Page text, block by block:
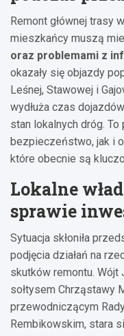
Remont głównej trasy
mieszkańcy muszą
oraz problemami z
okazały się objazdy
Leśnej, Stawowej i
wydłuża czas
stan lokalnych dróg.
bezpieczeństwo, jak i
które obecnie są
Lokalne
sprawie
Sytuacja skłoniła
podjęcia działań na
skutków remontu.
sołtysem Chrząstawy
przewodniczącym
Rembikowskim, stara